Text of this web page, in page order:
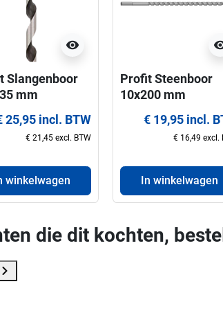
visibility
Slangenboor
mm
25,95 incl. BTW
€ 21,45 excl. BTW
winkelwagen
Profit Steenboor 
10x200 mm
€ 19,95 incl.
€ 16,49 excl.
In winkelwagen
die dit kochten,